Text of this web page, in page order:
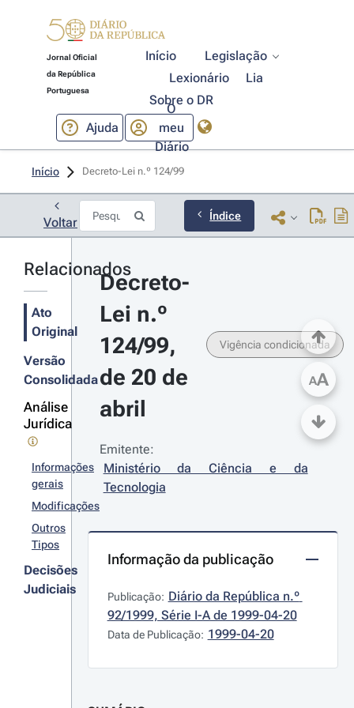
Jornal Oficial
da República
Portuguesa
Início
Legislação
Lexionário
Lia
Sobre o DR
Ajuda
O
meu
Diário
Início Decreto-Lei n.º 124/99
Voltar Índice
Relacionados
Ato
Original
Versão
Consolidada
Análise
Jurídica
Informações
gerais
Modificações
Outros
Tipos
Decisões
Judiciais
Decreto-
Lei n.º
124/99,
de 20 de
abril
Vigência condicionada
Emitente:
Ministério da Ciência e da
Tecnologia
Informação da publicação
Publicação: Diário da República n.º
92/1999, Série I-A de 1999-04-20
Data de Publicação: 1999-04-20
AA